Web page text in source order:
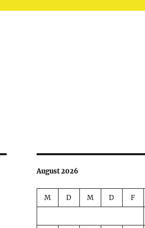
August 2026
M D M D F